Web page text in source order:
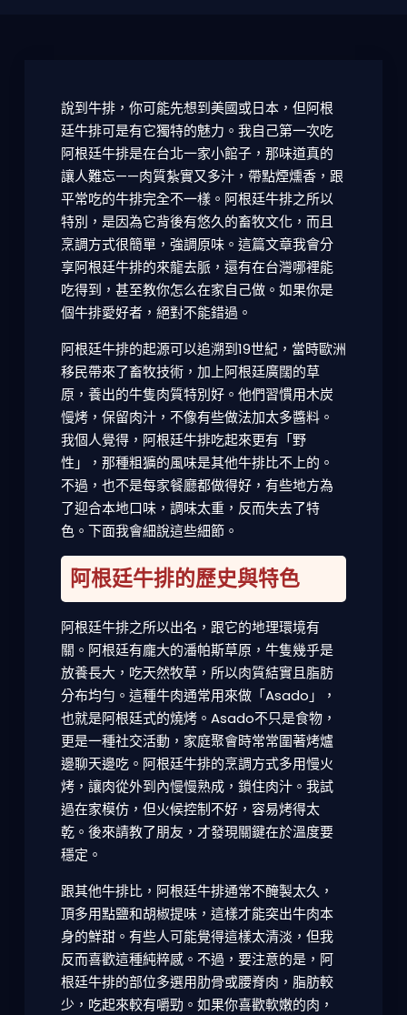
說到牛排，你可能先想到美國或日本，但阿根
廷牛排可是有它獨特的魅力。我自己第一次吃
阿根廷牛排是在台北一家小館子，那味道真的
讓人難忘——肉質紮實又多汁，帶點煙燻香，跟
平常吃的牛排完全不一樣。阿根廷牛排之所以
特別，是因為它背後有悠久的畜牧文化，而且
烹調方式很簡單，強調原味。這篇文章我會分
享阿根廷牛排的來龍去脈，還有在台灣哪裡能
吃得到，甚至教你怎么在家自己做。如果你是
個牛排愛好者，絕對不能錯過。
阿根廷牛排的起源可以追溯到19世紀，當時歐洲
移民帶來了畜牧技術，加上阿根廷廣闊的草
原，養出的牛隻肉質特別好。他們習慣用木炭
慢烤，保留肉汁，不像有些做法加太多醬料。
我個人覺得，阿根廷牛排吃起來更有「野
性」，那種粗獷的風味是其他牛排比不上的。
不過，也不是每家餐廳都做得好，有些地方為
了迎合本地口味，調味太重，反而失去了特
色。下面我會細說這些細節。
阿根廷牛排的歷史與特色
阿根廷牛排之所以出名，跟它的地理環境有
關。阿根廷有龐大的潘帕斯草原，牛隻幾乎是
放養長大，吃天然牧草，所以肉質結實且脂肪
分布均勻。這種牛肉通常用來做「Asado」，
也就是阿根廷式的燒烤。Asado不只是食物，
更是一種社交活動，家庭聚會時常常圍著烤爐
邊聊天邊吃。阿根廷牛排的烹調方式多用慢火
烤，讓肉從外到內慢慢熟成，鎖住肉汁。我試
過在家模仿，但火候控制不好，容易烤得太
乾。後來請教了朋友，才發現關鍵在於溫度要
穩定。
跟其他牛排比，阿根廷牛排通常不醃製太久，
頂多用點鹽和胡椒提味，這樣才能突出牛肉本
身的鮮甜。有些人可能覺得這樣太清淡，但我
反而喜歡這種純粹感。不過，要注意的是，阿
根廷牛排的部位多選用肋骨或腰脊肉，脂肪較
少，吃起來較有嚼勁。如果你喜歡軟嫩的肉，